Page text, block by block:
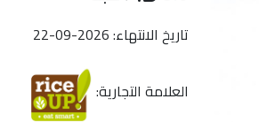
تاريخ الانتهاء: 2026-09-22
العلامة التجارية: